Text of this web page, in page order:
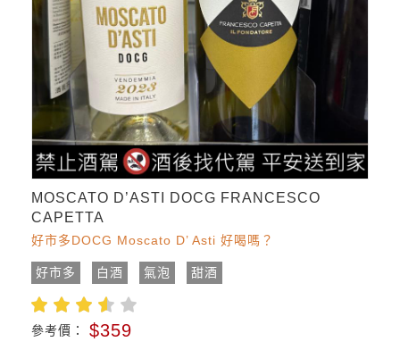
MOSCATO D’ASTI DOCG FRANCESCO
CAPETTA
好市多DOCG Moscato D’ Asti 好喝嗎？
好市多 白酒 氣泡 甜酒
參考價： $359